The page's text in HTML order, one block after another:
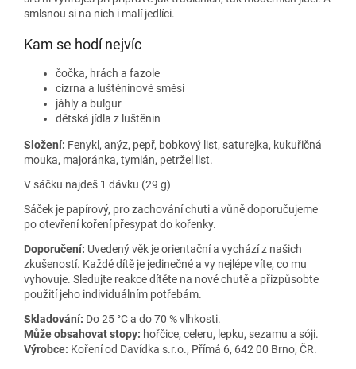
smlsnou si na nich i malí jedlíci.
Kam se hodí nejvíc
čočka, hrách a fazole
cizrna a luštěninové směsi
jáhly a bulgur
dětská jídla z luštěnin
Složení: Fenykl, anýz, pepř, bobkový list, saturejka, kukuřičná
mouka, majoránka, tymián, petržel list.
V sáčku najdeš 1 dávku (29 g)
Sáček je papírový, pro zachování chuti a vůně doporučujeme
po otevření koření přesypat do kořenky.
Doporučení: Uvedený věk je orientační a vychází z našich
zkušeností. Každé dítě je jedinečné a vy nejlépe víte, co mu
vyhovuje. Sledujte reakce dítěte na nové chutě a přizpůsobte
použití jeho individuálním potřebám.
Skladování: Do 25 °C a do 70 % vlhkosti.
Může obsahovat stopy: hořčice, celeru, lepku, sezamu a sóji.
Výrobce: Koření od Davídka s.r.o., Přímá 6, 642 00 Brno, ČR.